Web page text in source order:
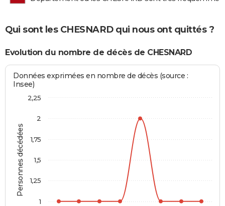
Qui sont les CHESNARD qui nous ont quittés ?
Evolution du nombre de décès de CHESNARD
Personnes décédées
Données exprimées en nombre de décès (source :
Insee)
1
1,25
1,5
1,75
2
2,25